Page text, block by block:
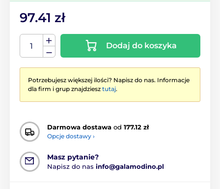
97.41 zł
Dodaj do koszyka
Potrzebujesz większej ilości? Napisz do nas. Informacje
dla firm i grup znajdziesz tutaj.
Darmowa dostawa od 177.12 zł
Opcje dostawy ›
Masz pytanie?
Napisz do nas info@galamodino.pl